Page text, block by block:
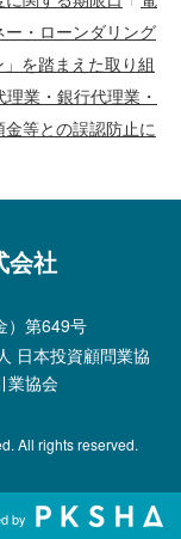
ー・ローンダリング
を踏まえた取り組
業・銀行代理業・
等との誤認防止に
会社
）第649号
日本投資顧問業協
業協会
All rights reserved.
by